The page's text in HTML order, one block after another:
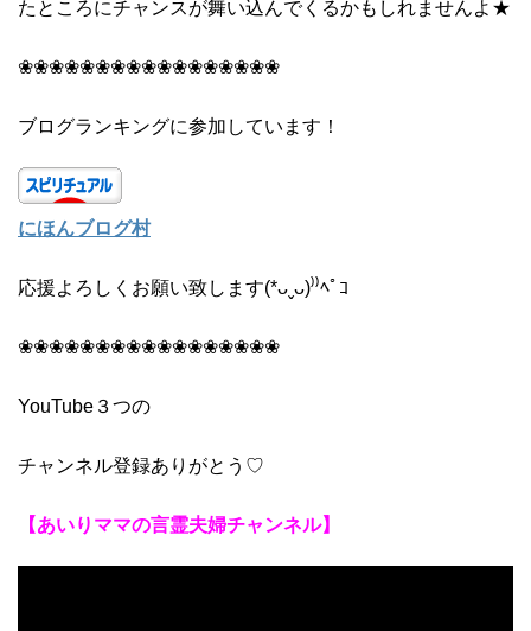
たところにチャンスが舞い込んでくるかもしれませんよ★
❀❀❀❀❀❀❀❀❀❀❀❀❀❀❀❀❀
ブログランキングに参加しています！
にほんブログ村
応援よろしくお願い致します(*ᴗˬᴗ)⁾⁾ﾍﾟｺ
❀❀❀❀❀❀❀❀❀❀❀❀❀❀❀❀❀
YouTube３つの
チャンネル登録ありがとう♡
【あいりママの言霊夫婦チャンネル】